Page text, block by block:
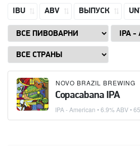
IBU ABV ВЫПУСК
NOVO BRAZIL BREWING
Copacabana IPA
IPA - American • 6.9% ABV •